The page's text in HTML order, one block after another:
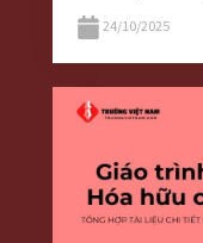
24/10/2025